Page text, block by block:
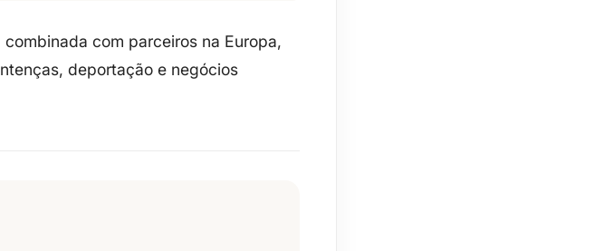
combinada com parceiros na Europa,
deportação e negócios